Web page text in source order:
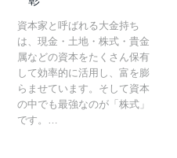
資本家と呼ばれる大金持ち
は、現金・土地・株式・貴金
属などの資本をたくさん保有
して効率的に活用し、富を膨
らませています。そして資本
の中でも最強なのが「株式」
です。…